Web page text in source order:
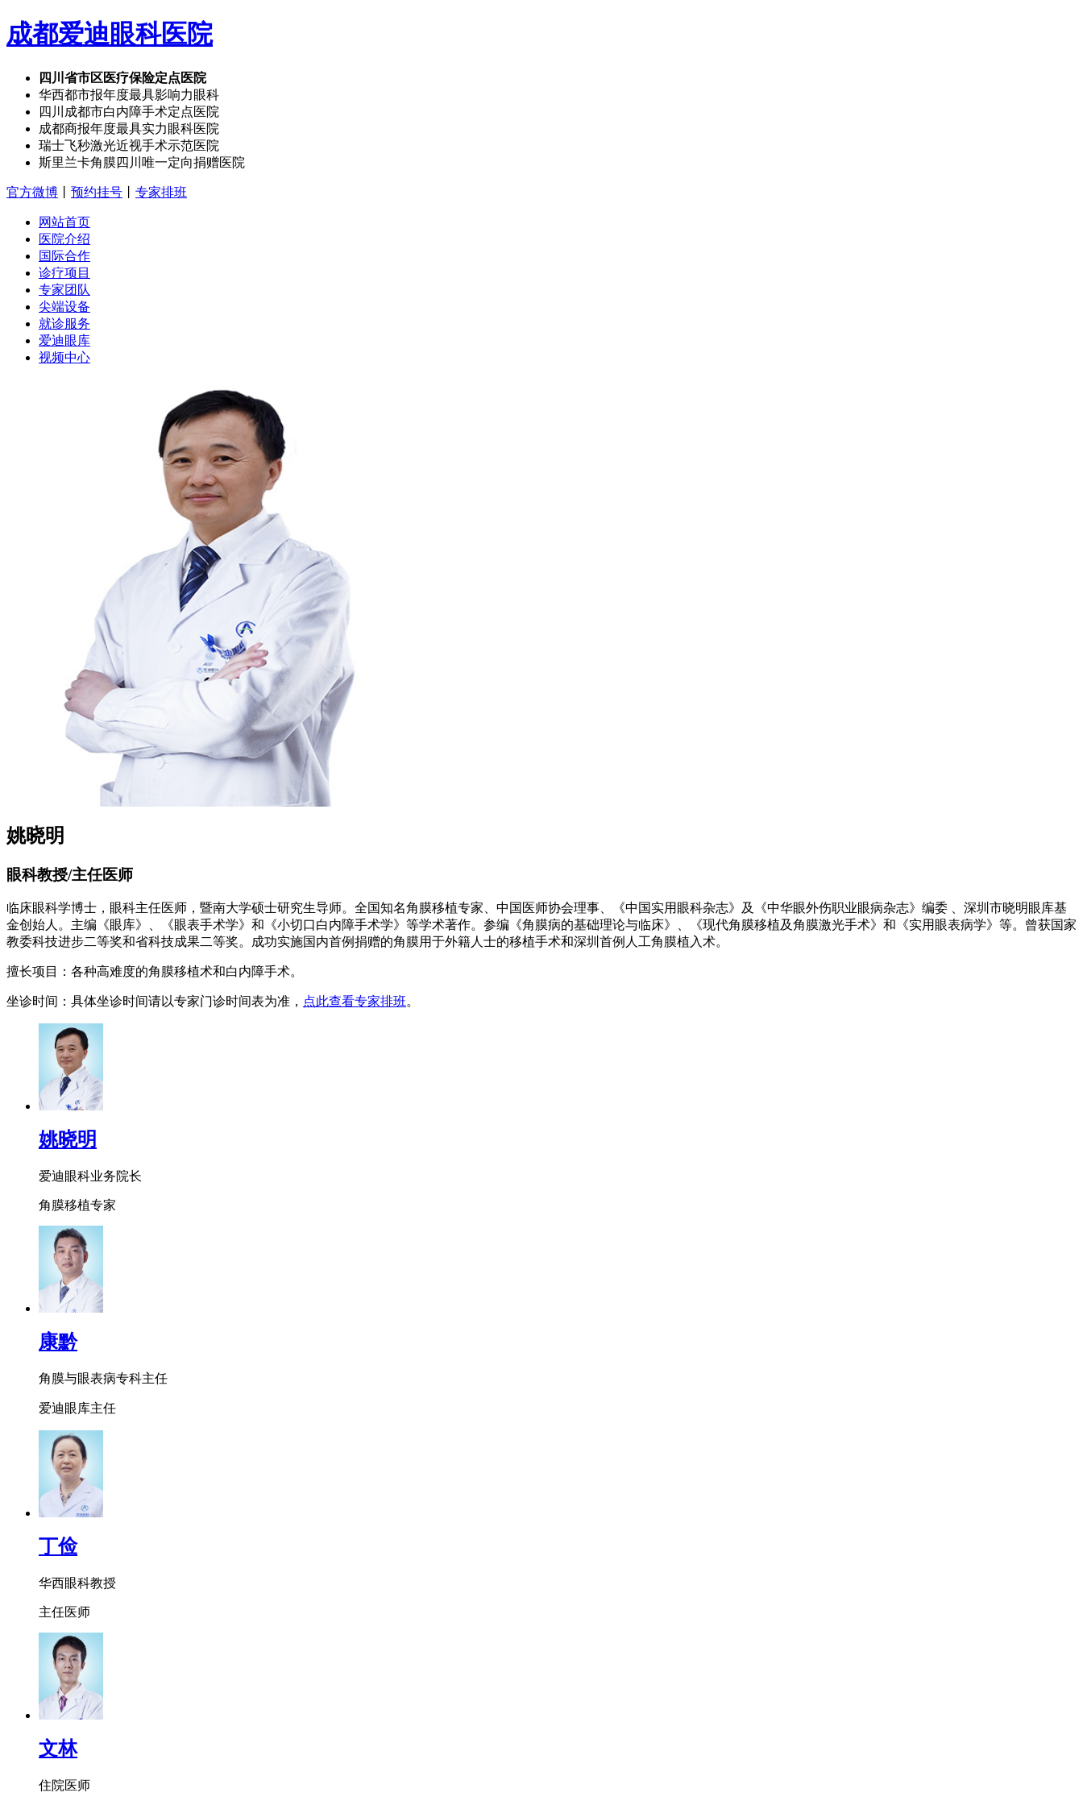
成都爱迪眼科医院
四川省市区医疗保险定点医院
华西都市报年度最具影响力眼科
四川成都市白内障手术定点医院
成都商报年度最具实力眼科医院
瑞士飞秒激光近视手术示范医院
斯里兰卡角膜四川唯一定向捐赠医院
官方微博 预约挂号 专家排班
网站首页
医院介绍
国际合作
诊疗项目
专家团队
尖端设备
就诊服务
爱迪眼库
视频中心
姚晓明
眼科教授/主任医师
临床眼科学博士，眼科主任医师，暨南大学硕士研究生导师。全国知名角膜移植专家、中国医师协会理事、《中国实用眼科杂志》及《中华眼外伤职业眼病杂志》编委 、深圳市晓明眼库基
金创始人。主编《眼库》、《眼表手术学》和《小切口白内障手术学》等学术著作。参编《角膜病的基础理论与临床》、《现代角膜移植及角膜激光手术》和《实用眼表病学》等。曾获国家
教委科技进步二等奖和省科技成果二等奖。成功实施国内首例捐赠的角膜用于外籍人士的移植手术和深圳首例人工角膜植入术。
擅长项目： 各种高难度的角膜移植术和白内障手术。
坐诊时间： 具体坐诊时间请以专家门诊时间表为准， 点此查看专家排班。
姚晓明
爱迪眼科业务院长
角膜移植专家
康黔
角膜与眼表病专科主任
爱迪眼库主任
丁俭
华西眼科教授
主任医师
文林
住院医师